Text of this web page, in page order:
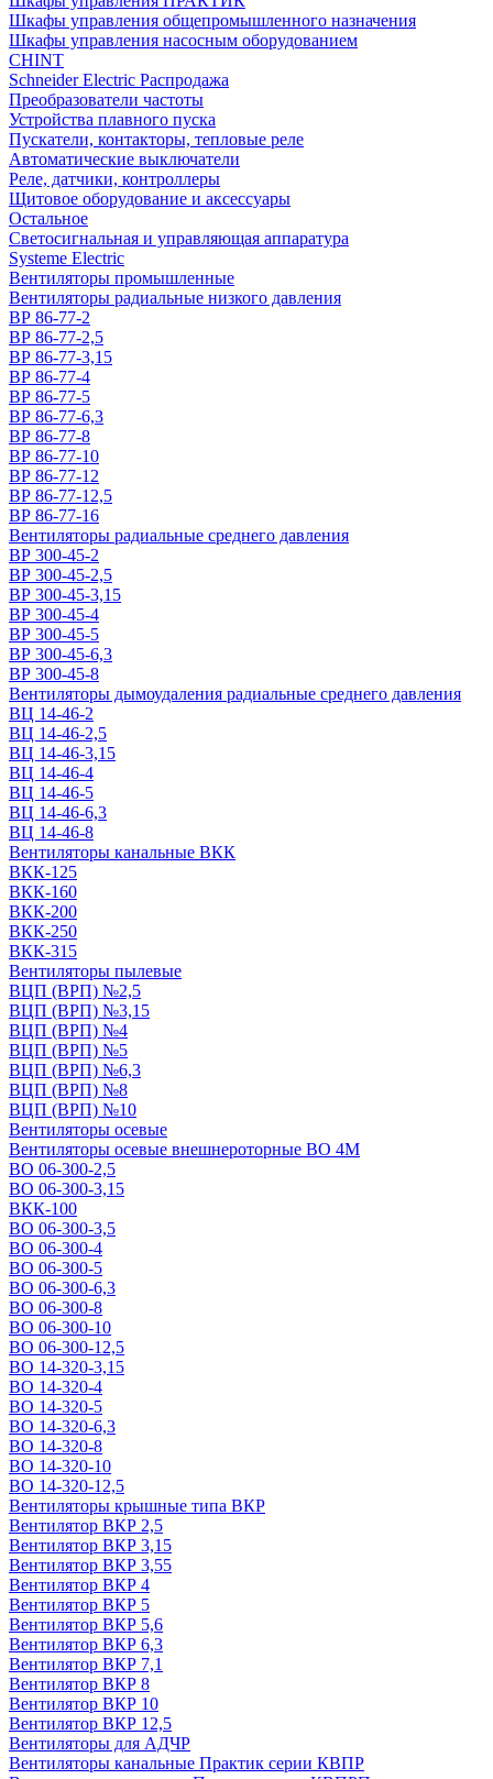
Шкафы управления общепромышленного назначения
Шкафы управления насосным оборудованием
CHINT
Schneider Electric Распродажа
Преобразователи частоты
Устройства плавного пуска
Пускатели, контакторы, тепловые реле
Автоматические выключатели
Реле, датчики, контроллеры
Щитовое оборудование и аксессуары
Остальное
Светосигнальная и управляющая аппаратура
Systeme Electric
Вентиляторы промышленные
Вентиляторы радиальные низкого давления
ВР 86-77-2
ВР 86-77-2,5
ВР 86-77-3,15
ВР 86-77-4
ВР 86-77-5
ВР 86-77-6,3
ВР 86-77-8
ВР 86-77-10
ВР 86-77-12
ВР 86-77-12,5
ВР 86-77-16
Вентиляторы радиальные среднего давления
ВР 300-45-2
ВР 300-45-2,5
ВР 300-45-3,15
ВР 300-45-4
ВР 300-45-5
ВР 300-45-6,3
ВР 300-45-8
Вентиляторы дымоудаления радиальные среднего давления
ВЦ 14-46-2
ВЦ 14-46-2,5
ВЦ 14-46-3,15
ВЦ 14-46-4
ВЦ 14-46-5
ВЦ 14-46-6,3
ВЦ 14-46-8
Вентиляторы канальные ВКК
ВКК-125
ВКК-160
ВКК-200
ВКК-250
ВКК-315
Вентиляторы пылевые
ВЦП (ВРП) №2,5
ВЦП (ВРП) №3,15
ВЦП (ВРП) №4
ВЦП (ВРП) №5
ВЦП (ВРП) №6,3
ВЦП (ВРП) №8
ВЦП (ВРП) №10
Вентиляторы осевые
Вентиляторы осевые внешнероторные ВО 4М
ВО 06-300-2,5
ВО 06-300-3,15
ВКК-100
ВО 06-300-3,5
ВО 06-300-4
ВО 06-300-5
ВО 06-300-6,3
ВО 06-300-8
ВО 06-300-10
ВО 06-300-12,5
ВО 14-320-3,15
ВО 14-320-4
ВО 14-320-5
ВО 14-320-6,3
ВО 14-320-8
ВО 14-320-10
ВО 14-320-12,5
Вентиляторы крышные типа ВКР
Вентилятор ВКР 2,5
Вентилятор ВКР 3,15
Вентилятор ВКР 3,55
Вентилятор ВКР 4
Вентилятор ВКР 5
Вентилятор ВКР 5,6
Вентилятор ВКР 6,3
Вентилятор ВКР 7,1
Вентилятор ВКР 8
Вентилятор ВКР 10
Вентилятор ВКР 12,5
Вентиляторы для АДЧР
Вентиляторы канальные Практик серии КВПР